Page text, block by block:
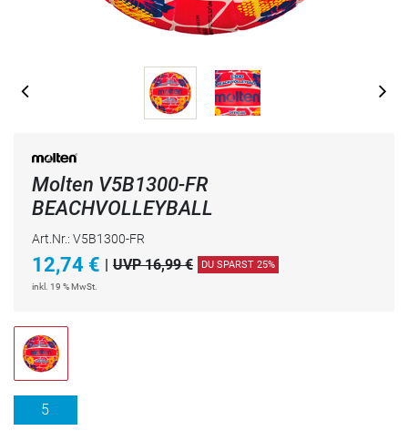
Molten V5B1300-FR
BEACHVOLLEYBALL
Art.Nr.: V5B1300-FR
12,74 € | UVP 16,99 € DU SPARST 25%
inkl. 19 % MwSt.
5